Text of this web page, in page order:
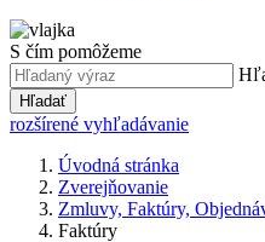
S čím pomôžeme
Hľadať
rozšírené vyhľadávanie
Úvodná stránka
Zverejňovanie
Zmluvy, Faktúry,
Faktúry